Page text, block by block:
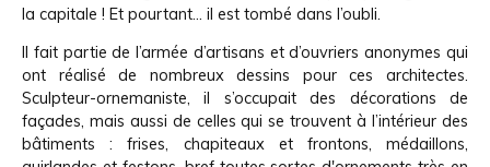
la capitale ! Et pourtant… il est tombé dans l’oubli.
Il fait partie de l’armée d’artisans et d’ouvriers anonymes qui
ont réalisé de nombreux dessins pour ces architectes.
Sculpteur-ornemaniste, il s’occupait des décorations de
façades, mais aussi de celles qui se trouvent à l’intérieur des
bâtiments : frises, chapiteaux et frontons, médaillons,